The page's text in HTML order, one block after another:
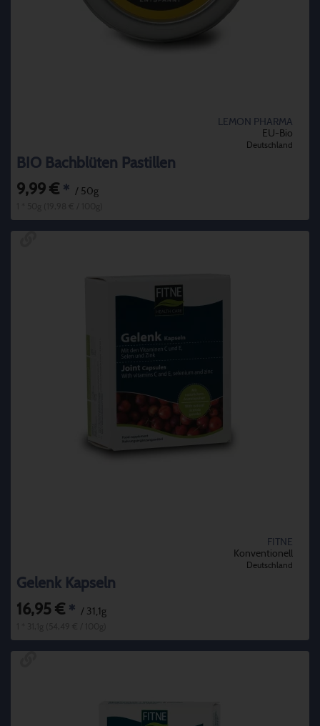
LEMON PHARMA
EU-Bio
Deutschland
BIO Bachblüten Pastillen
9,99 € * / 50g
FITNE
Konventionell
Deutschland
Gelenk Kapseln
16,95 € * / 31,1g